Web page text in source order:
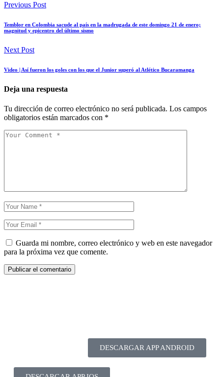
Previous Post
Temblor en Colombia sacude al país en la madrugada de este domingo 21 de enero;
magnitud y epicentro del último sismo
Next Post
Video | Así fueron los goles con los que el Junior superó al Atlético Bucaramanga
Deja una respuesta
Tu dirección de correo electrónico no será publicada. Los campos
obligatorios están marcados con *
Guarda mi nombre, correo electrónico y web en este navegador
para la próxima vez que comente.
DESCARGAR APP ANDROID